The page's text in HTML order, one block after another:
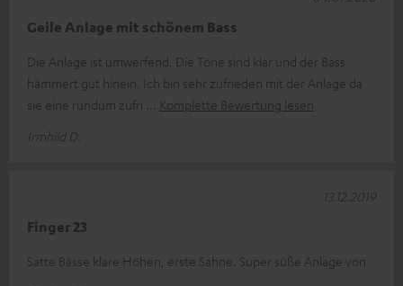
Geile Anlage mit schönem Bass
Die Anlage ist umwerfend. Die Töne sind klar und der Bass
hämmert gut hinein. Ich bin sehr zufrieden mit der Anlage da
sie eine rundum zufri
Komplette Bewertung lesen
Irmhild D.
Finger 23
Satte Bässe klare Höhen, erste Sahne. Super süße Anlage von
13.12.2019